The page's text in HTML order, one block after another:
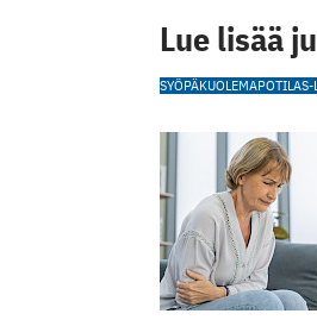
Lue lisää
SYÖPÄKUOLEMA